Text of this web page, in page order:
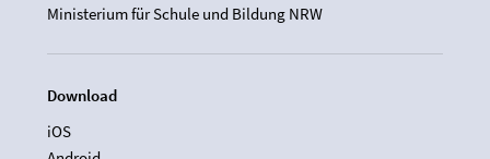
Ministerium für Schule und Bildung NRW
Download
iOS